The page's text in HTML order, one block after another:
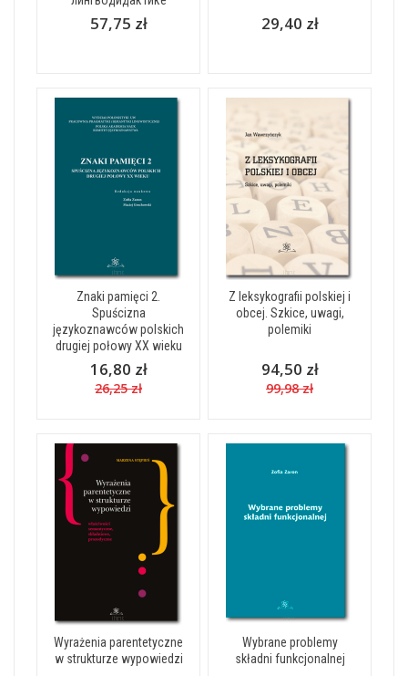
57,75 zł 29,40 zł
Znaki pamięci 2.
Spuścizna
językoznawców polskich
drugiej połowy XX wieku
16,80 zł
26,25 zł
Z leksykografii polskiej i
obcej. Szkice, uwagi,
polemiki
94,50 zł
99,98 zł
Wyrażenia parentetyczne
w strukturze wypowiedzi
Wybrane problemy
składni funkcjonalnej